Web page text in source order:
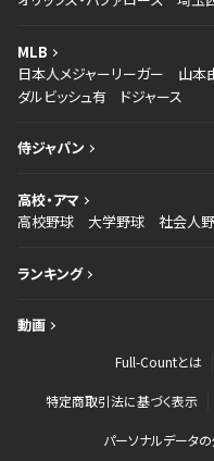
MLB
日本人メジャーリーガー
山本
ダルビッシュ有
ドジャース
侍ジャパン
高校・アマ
高校野球
大学野球 社会人
ランキング
動画
Full-Countとは
特定商取引法に基づく表示
パーソナルデータ